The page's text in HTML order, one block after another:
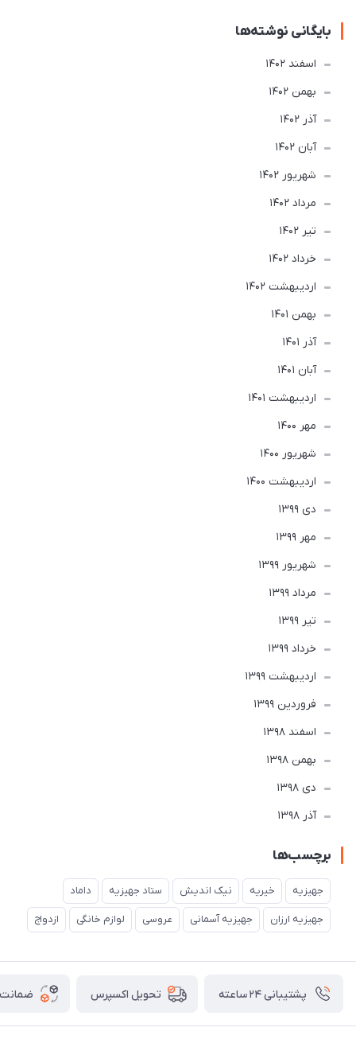
بایگانی نوشته‌ها
اسفند 1402
بهمن 1402
آذر 1402
آبان 1402
شهریور 1402
مرداد 1402
تير 1402
خرداد 1402
ارديبهشت 1402
بهمن 1401
آذر 1401
آبان 1401
ارديبهشت 1401
مهر 1400
شهریور 1400
ارديبهشت 1400
دی 1399
مهر 1399
شهریور 1399
مرداد 1399
تير 1399
خرداد 1399
ارديبهشت 1399
فروردین 1399
اسفند 1398
بهمن 1398
دی 1398
آذر 1398
برچسب‌ها
جهیزیه خیریه نیک اندیش ستاد جهیزیه داماد
جهیزیه ارزان جهیزیه آسمانی عروسی لوازم خانگی ازدواج
پشتیبانی ۲۴ ساعته تحویل اکسپرس ضمانت